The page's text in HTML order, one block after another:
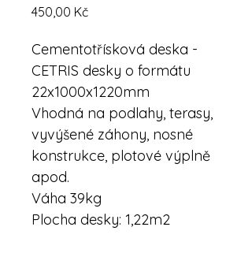
450,00 KčCena
Cementotřísková deska -
CETRIS desky o formátu
22x1000x1220mm
Vhodná na podlahy, terasy,
vyvýšené záhony, nosné
konstrukce, plotové výplně
apod.
Váha 39kg
Plocha desky: 1,22m2